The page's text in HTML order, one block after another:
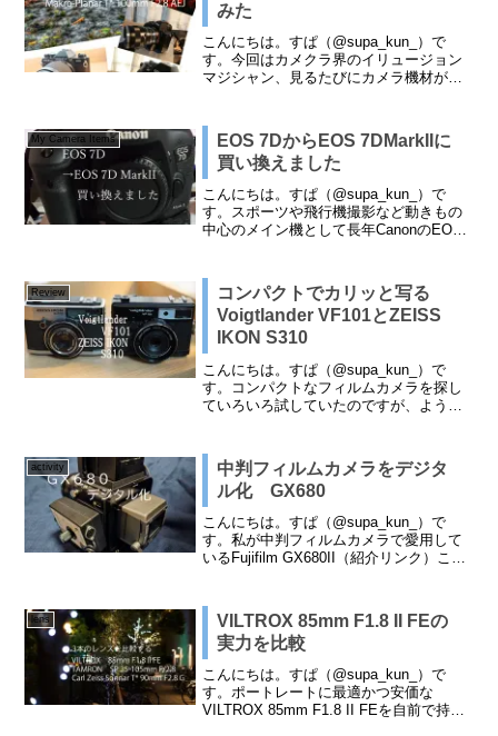
みた
こんにちは。すぱ（@supa_kun_）で
す。今回はカメクラ界のイリュージョン
マジシャン、見るたびにカメラ機材が変
2020」「【2nd Roll】...
My Camera Items
EOS 7DからEOS 7DMarkIIに
買い換えました
こんにちは。すぱ（@supa_kun_）で
す。スポーツや飛行機撮影など動きもの
中心のメイン機として長年CanonのEOS
ました。特に不満はなかったのですが息
子...
Review
コンパクトでカリッと写る
Voigtlander VF101とZEISS
IKON S310
こんにちは。すぱ（@supa_kun_）で
す。コンパクトなフィルムカメラを探し
ていろいろ試していたのですが、ようや
す。Voigtlander（フォクトレンダー）
VF1...
activity
中判フィルムカメラをデジタ
ル化 GX680
こんにちは。すぱ（@supa_kun_）で
す。私が中判フィルムカメラで愛用して
いるFujifilm GX680II（紹介リンク）この
使っている人も少なく、貴重なカメラ
に...
lens
VILTROX 85mm F1.8 II FEの
実力を比較
こんにちは。すぱ（@supa_kun_）で
す。ポートレートに最適かつ安価な
VILTROX 85mm F1.8 II FEを自前で持っ